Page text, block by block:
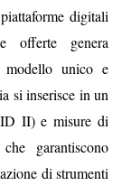
digitali
offerte genera
unico e
si inserisce in un
II) e misure di
garantiscono
di strumenti